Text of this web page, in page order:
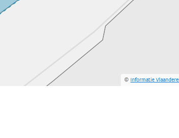
©Informatie